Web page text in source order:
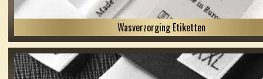
Wasverzorging Etiketten